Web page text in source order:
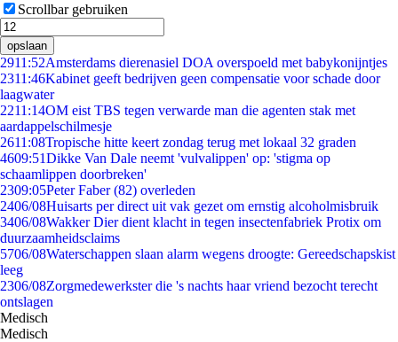
Scrollbar gebruiken
opslaan
2911:52Amsterdams dierenasiel DOA overspoeld met babykonijntjes
2311:46Kabinet geeft bedrijven geen compensatie voor schade door
laagwater
2211:14OM eist TBS tegen verwarde man die agenten stak met
aardappelschilmesje
2611:08Tropische hitte keert zondag terug met lokaal 32 graden
4609:51Dikke Van Dale neemt 'vulvalippen' op: 'stigma op
schaamlippen doorbreken'
2309:05Peter Faber (82) overleden
2406/08Huisarts per direct uit vak gezet om ernstig alcoholmisbruik
3406/08Wakker Dier dient klacht in tegen insectenfabriek Protix om
duurzaamheidsclaims
5706/08Waterschappen slaan alarm wegens droogte: Gereedschapskist
leeg
2306/08Zorgmedewerkster die 's nachts haar vriend bezocht terecht
ontslagen
Medisch
Medisch